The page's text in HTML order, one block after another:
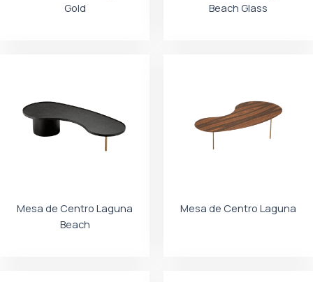
Gold
Beach Glass
Mesa de Centro Laguna
Beach
Mesa de Centro Laguna